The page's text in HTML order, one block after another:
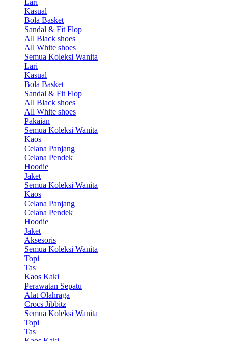
Kasual
Bola Basket
Sandal & Fit Flop
All Black shoes
All White shoes
Semua Koleksi Wanita
Lari
Kasual
Bola Basket
Sandal & Fit Flop
All Black shoes
All White shoes
Pakaian
Semua Koleksi Wanita
Kaos
Celana Panjang
Celana Pendek
Hoodie
Jaket
Semua Koleksi Wanita
Kaos
Celana Panjang
Celana Pendek
Hoodie
Jaket
Aksesoris
Semua Koleksi Wanita
Topi
Tas
Kaos Kaki
Perawatan Sepatu
Alat Olahraga
Crocs Jibbitz
Semua Koleksi Wanita
Topi
Tas